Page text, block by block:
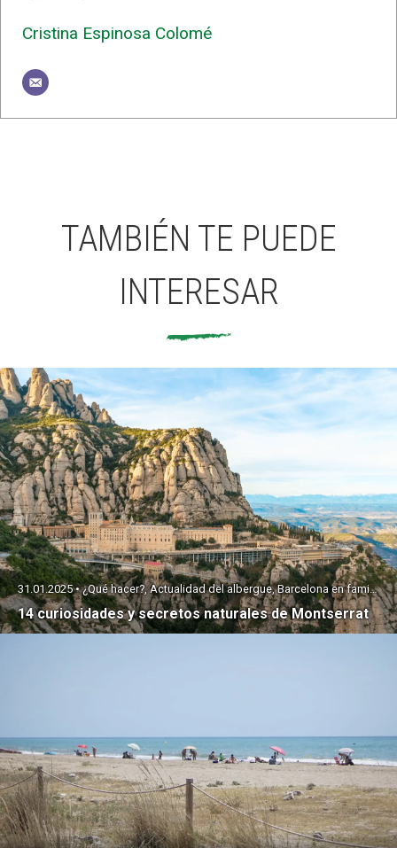
Cristina Espinosa Colomé
TAMBIÉN TE PUEDE
INTERESAR
14 curiosidades y secretos naturales de Montserrat
31.01.2025 • ¿Qué hacer?, Actualidad del albergue, Barcelona en familia